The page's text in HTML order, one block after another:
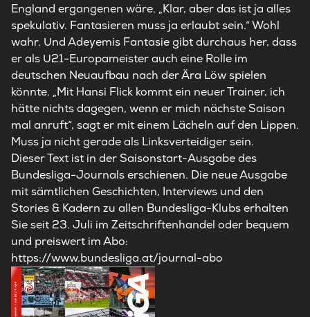
England ergangenen wäre. „Klar, aber das ist ja alles
spekulativ. Fantasieren muss ja erlaubt sein.“ Wohl
wahr. Und Adeyemis Fantasie gibt durchaus her, dass
er als U21-Europameister auch eine Rolle im
deutschen Neuaufbau nach der Ära Löw spielen
könnte. „Mit Hansi Flick kommt ein neuer Trainer, ich
hätte nichts dagegen, wenn er mich nächste Saison
mal anruft“, sagt er mit einem Lächeln auf den Lippen.
Muss ja nicht gerade als Linksverteidiger sein.
Dieser Text ist in der Saisonstart-Ausgabe des
Bundesliga-Journals erschienen. Die neue Ausgabe
mit sämtlichen Geschichten, Interviews und den
Stories & Kadern zu allen Bundesliga-Klubs erhalten
Sie seit 23. Juli im Zeitschriftenhandel oder bequem
und preiswert im Abo:
https://www.bundesliga.at/journal-abo